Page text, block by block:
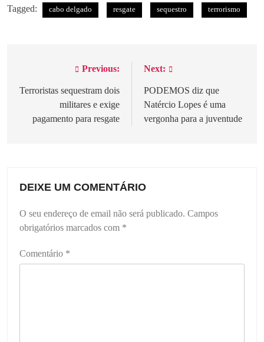
Tagged: cabo delgado resgate sequestro terrorismo
Navegação
de
artigos
Previous:
Terroristas sequestram dois
militares e exige
pagamento para resgate
Next:
PODEMOS diz que
Natércio Lopes é uma
vergonha para a juventude
DEIXE UM COMENTÁRIO
O seu endereço de email não será publicado. Campos
obrigatórios marcados com *
Comentário *